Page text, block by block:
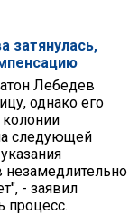
затянулась,
Лебедев
однако его
колонии
следующей
незамедлительно
- заявил
процесс.